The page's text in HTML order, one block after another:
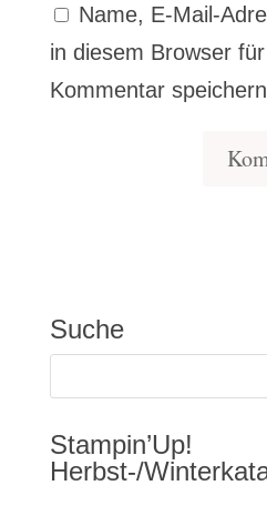
Name, E-Mail-
in diesem Browser
Kommentar
Suche
Stampin’Up!
Herbst-/